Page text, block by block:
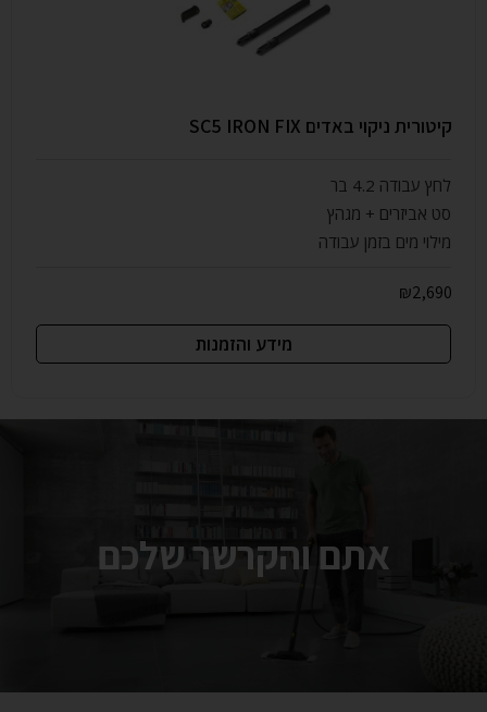
קיטורית ניקוי באדים SC5 IRON FIX
לחץ עבודה 4.2 בר
סט אביזרים + מגהץ
מילוי מים בזמן עבודה
₪2,690
מידע והזמנות
אתם והקרשר שלכם